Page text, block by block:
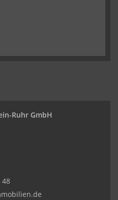
Ruhr GmbH
48